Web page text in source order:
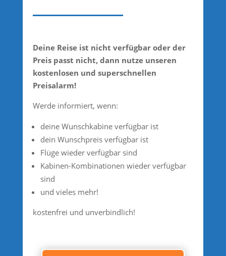
Deine Reise ist nicht verfügbar oder der
Preis passt nicht, dann nutze unseren
kostenlosen und superschnellen
Preisalarm!
Werde informiert, wenn:
deine Wunschkabine verfügbar ist
dein Wunschpreis verfügbar ist
Flüge wieder verfügbar sind
Kabinen-Kombinationen wieder verfügbar
sind
und vieles mehr!
kostenfrei und unverbindlich!